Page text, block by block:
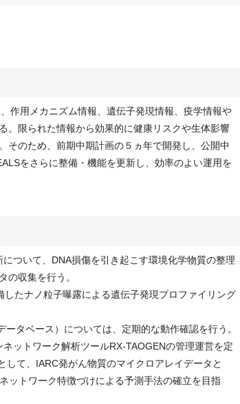
作用メカニズム情報、遺伝子発現情報、疫学情報や
。限られた情報から効果的に健康リスクや生体影響
そのため、前期中期計画の５ヵ年で開発し、公開中
をさらに整備・機能を更新し、効率のよい運用を
ついて、DNA損傷を引き起こす環境化学物質の整理
の収集を行う。
たナノ粒子曝露による遺伝子発現プロファイリング
タベース）については、定期的な動作確認を行う。
ットワーク解析ツールRX-TAOGENの管理運営を定
て、IARC発がん物質のマイクロアレイデータと
ットワーク特徴づけによる予測手法の確立を目指